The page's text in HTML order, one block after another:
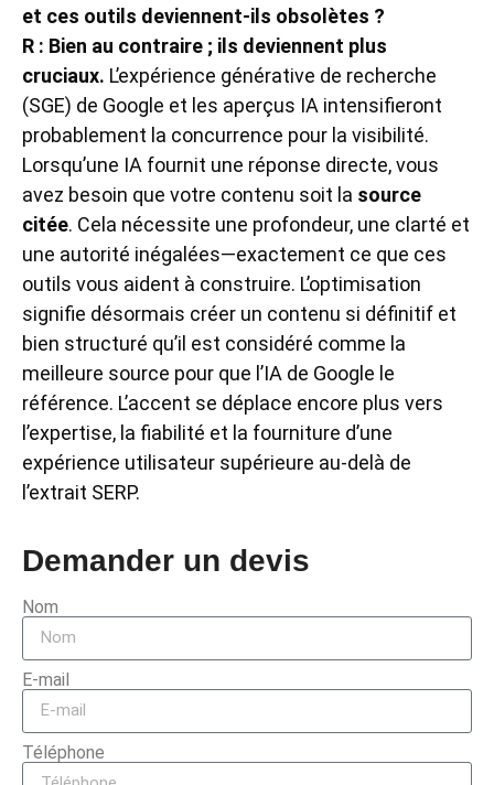
et ces outils deviennent-ils obsolètes ?
R : Bien au contraire ; ils deviennent plus
cruciaux. L’expérience générative de recherche
(SGE) de Google et les aperçus IA intensifieront
probablement la concurrence pour la visibilité.
Lorsqu’une IA fournit une réponse directe, vous
avez besoin que votre contenu soit la source
citée. Cela nécessite une profondeur, une clarté et
une autorité inégalées—exactement ce que ces
outils vous aident à construire. L’optimisation
signifie désormais créer un contenu si définitif et
bien structuré qu’il est considéré comme la
meilleure source pour que l’IA de Google le
référence. L’accent se déplace encore plus vers
l’expertise, la fiabilité et la fourniture d’une
expérience utilisateur supérieure au-delà de
l’extrait SERP.
Demander un devis
Nom
E-mail
Téléphone